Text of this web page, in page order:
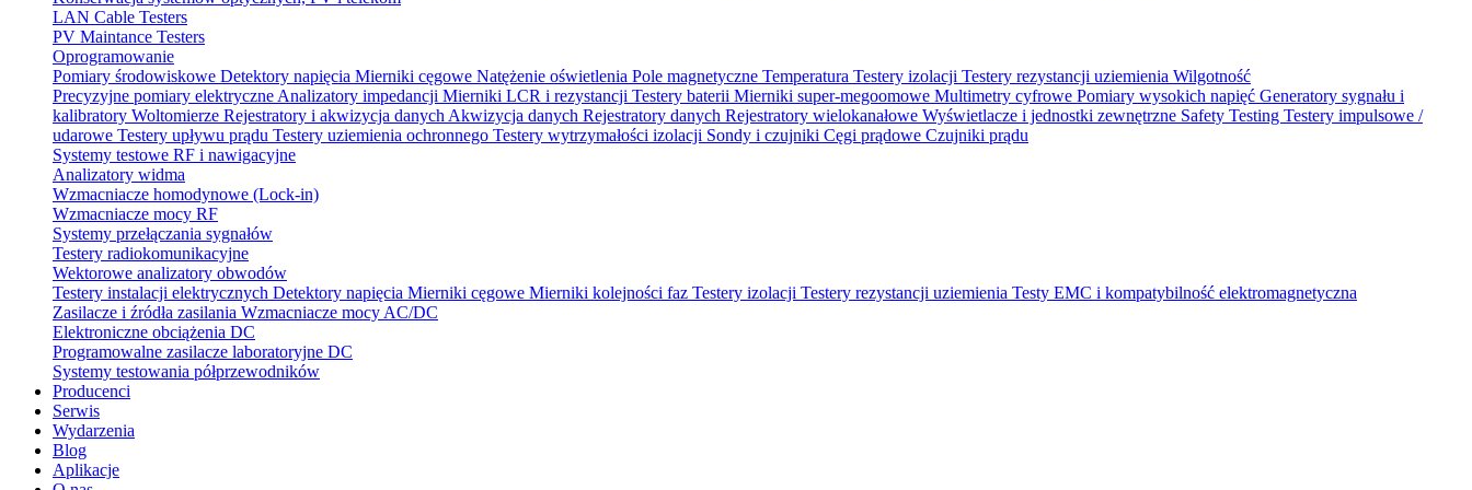
LAN Cable Testers
PV Maintance Testers
Oprogramowanie
Pomiary środowiskowe Detektory napięcia Mierniki cęgowe Natężenie oświetlenia Pole magnetyczne Temperatura Testery izolacji Testery rezystancji uziemienia Wilgotność
Precyzyjne pomiary elektryczne Analizatory impedancji Mierniki LCR i rezystancji Testery baterii Mierniki super-megoomowe Multimetry cyfrowe Pomiary wysokich napięć Generatory sygnału i
kalibratory Woltomierze Rejestratory i akwizycja danych Akwizycja danych Rejestratory danych Rejestratory wielokanałowe Wyświetlacze i jednostki zewnętrzne Safety Testing Testery impulsowe /
udarowe Testery upływu prądu Testery uziemienia ochronnego Testery wytrzymałości izolacji Sondy i czujniki Cęgi prądowe Czujniki prądu
Systemy testowe RF i nawigacyjne
Analizatory widma
Wzmacniacze homodynowe (Lock‑in)
Wzmacniacze mocy RF
Systemy przełączania sygnałów
Testery radiokomunikacyjne
Wektorowe analizatory obwodów
Testery instalacji elektrycznych Detektory napięcia Mierniki cęgowe Mierniki kolejności faz Testery izolacji Testery rezystancji uziemienia Testy EMC i kompatybilność elektromagnetyczna
Zasilacze i źródła zasilania Wzmacniacze mocy AC/DC
Elektroniczne obciążenia DC
Programowalne zasilacze laboratoryjne DC
Systemy testowania półprzewodników
Producenci
Serwis
Wydarzenia
Blog
Aplikacje